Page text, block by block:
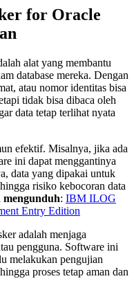
for Oracle
alat yang membantu
database mereka. Dengan
atau nomor identitas bisa
tidak bisa dibaca oleh
data tetap terlihat nyata
efektif. Misalnya, jika ada
ini dapat menggantinya
data yang dipakai untuk
risiko kebocoran data
: IBM ILOG
Entry Edition
adalah menjaga
pengguna. Software ini
melakukan pengujian
proses tetap aman dan